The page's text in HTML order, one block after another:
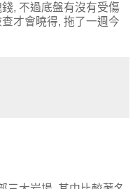
, 不過底盤有沒有受傷
才會曉得, 拖了一週今